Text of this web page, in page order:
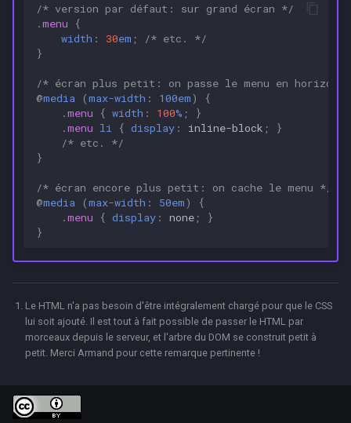
/* version par défaut: sur grand écran */
.menu
{
width : 30em ;
/* etc. */
}
/* écran plus petit: on passe le menu en
@media (max-width : 100em)
{
.menu { width : 100% ;
}
.menu li { display: inline-block ;
}
/* etc. */
}
/* écran encore plus petit: on cache le menu */
@media (max-width : 50em)
{
.menu { display: none;
}
}
Le HTML n'a pas besoin d'être intégralement chargé pour que le CSS
lui soit ajouté. Il est tout à fait possible de passer le HTML par
morceaux depuis le serveur, et l'arbre du DOM se construit petit à
petit. Merci Armand pour cette remarque pertinente !